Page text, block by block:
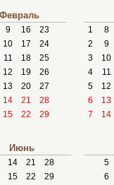
Февраль
9 16
23
10 17
24
11 18
25
12 19
26
13 20
27
14 21
28
15 22 29
1
8
2
9
3
10
4
11
5
12
6
13
7
14
Июнь
14 21
28
15 22
29
5
6